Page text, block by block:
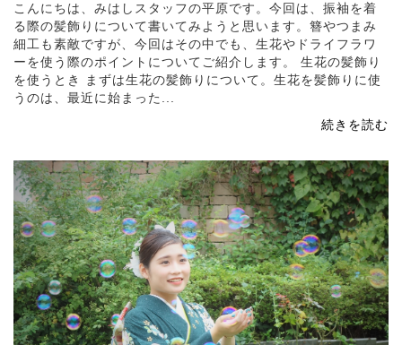
こんにちは、みはしスタッフの平原です。今回は、振袖を着
る際の髪飾りについて書いてみようと思います。簪やつまみ
細工も素敵ですが、今回はその中でも、生花やドライフラワ
ーを使う際のポイントについてご紹介します。 生花の髪飾り
を使うとき まずは生花の髪飾りについて。生花を髪飾りに使
うのは、最近に始まった...
続きを読む